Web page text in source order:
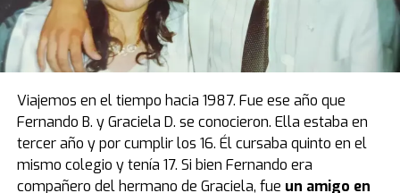
anécdotas relacionadas a la vida de Diego estuvo de
visita por primera vez en el país, luego de casi cuatro
décadas de estadía en Europa. Fue el primer obsequio
que recibió “Pelusa” tras conquistar la Copa del Mundo
deMéxico 1986, cortesía del por entonces presidente
del Napoli, Corrado Ferlaino.
El proceso para que las llaves de aquel mítico auto
deportivo llegaran a las manos de Maradona fue
Viajemos en el tiempo hacia 1987. Fue ese año que
Fernando B. y Graciela D. se conocieron. Ella estaba en
tercer año y por cumplir los 16. Él cursaba quinto en el
mismo colegio y tenía 17. Si bien Fernando era
compañero del hermano de Graciela, fue un amigo en